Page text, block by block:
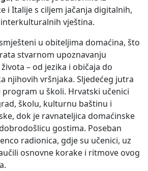
i Italije s ciljem jačanja digitalnih,
vještina.
u obiteljima domaćina, što
stvarnom upoznavanju
– od jezika i običaja do
njihovih vršnjaka. Sljedećeg jutra
program u školi. Hrvatski učenici
školu, kulturnu baštinu i
dok je ravnateljica domaćinske
gostima. Poseban
radionica, gdje su učenici, uz
osnovne korake i ritmove ovog